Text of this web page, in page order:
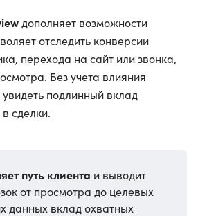
дополняет возможности
отследить конверсии
перехода на сайт или звонка,
Без учета влияния
подлинный вклад
сделки.
путь клиента и выводит
от просмотра до целевых
данных вклад охватных